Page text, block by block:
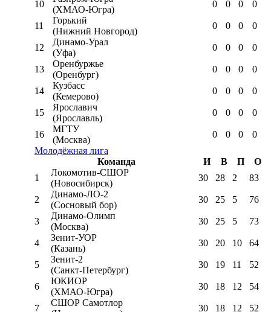
10
(ХМАО-Югра)
0 0 0 0
11
Горький
(Нижний Новгород)
0 0 0 0
12
Динамо-Урал
(Уфа)
0 0 0 0
13
Оренбуржье
(Оренбург)
0 0 0 0
14
Кузбасс
(Кемерово)
0 0 0 0
15
Ярославич
(Ярославль)
0 0 0 0
16
МГТУ
(Москва)
0 0 0
0
Молодёжная лига
Команда
И В П
О
1
Локомотив-CШОР
(Новосибирск)
30 28 2 83
2
Динамо-ЛО-2
(Сосновый бор)
30 25 5 76
3
Динамо-Олимп
(Москва)
30 25 5 73
4
Зенит-УОР
(Казань)
30 20 10 64
5
Зенит-2
(Санкт-Петербург)
30 19 11 52
6
ЮКИОР
(ХМАО-Югра)
30 18 12 54
7
СШОР Самотлор
30 18 12 52